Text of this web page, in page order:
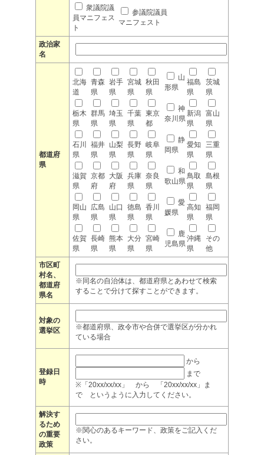
衆議院議
員マニフェス
ト
参議院議員
マニフェスト
政治家
名
都道府
県
北海
道
青森
県
岩手
県
宮城
県
秋田
県
山
形県
福島
県
茨城
県
栃木
県
群馬
県
埼玉
県
千葉
県
東京
都
神
奈川県
新潟
県
富山
県
石川
県
福井
県
山梨
県
長野
県
岐阜
県
静
岡県
愛知
県
三重
県
滋賀
県
京都
府
大阪
府
兵庫
県
奈良
県
和
歌山県
鳥取
県
島根
県
岡山
県
広島
県
山口
県
徳島
県
香川
県
愛
媛県
高知
県
福岡
県
佐賀
県
長崎
県
熊本
県
大分
県
宮崎
県
鹿
児島県
沖縄
県
その
他
市区町
村名、
都道府
県名
※同名の自治体は、都道府県とあわせて検索
することで分けて探すことができます。
対象の
選挙区
※都道府県、政令市や合併で選挙区が分かれ
ている場合
登録日
時
から
まで
※「20xx/xx/xx」 から 「20xx/xx/xx」ま
で というように入力してください。
解決す
るため
の重要
政策
※関心のあるキーワード、政策をご記入くだ
さい。